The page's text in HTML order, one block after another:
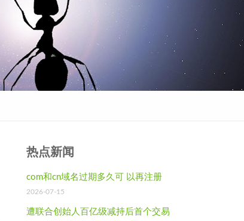
热点新闻
com和cn域名过期多久可 以再注册
2026-07-15
遭联合创始人百亿级减持后首个交易